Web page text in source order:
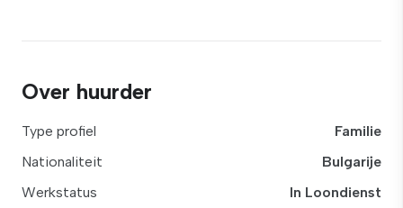
Over huurder
Type profiel
Familie
Nationaliteit
Bulgarije
Werkstatus
In Loondienst